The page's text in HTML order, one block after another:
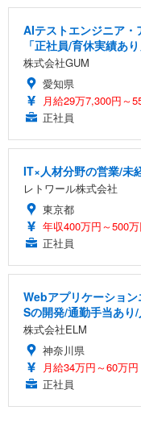
AIテストエンジニア
「正社員/育休実績あ
株式会社GUM
愛知県
月給29万7,300円～
正社員
IT×人材分野の営業/未
レトワール株式会社
東京都
年収400万円～500
正社員
Webアプリケーショ
Sの開発/通勤手当あり
株式会社ELM
神奈川県
月給34万円～60万円
正社員